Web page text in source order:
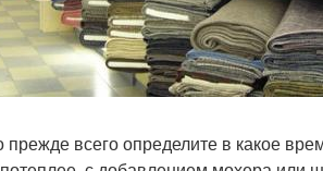
всего определите в какое